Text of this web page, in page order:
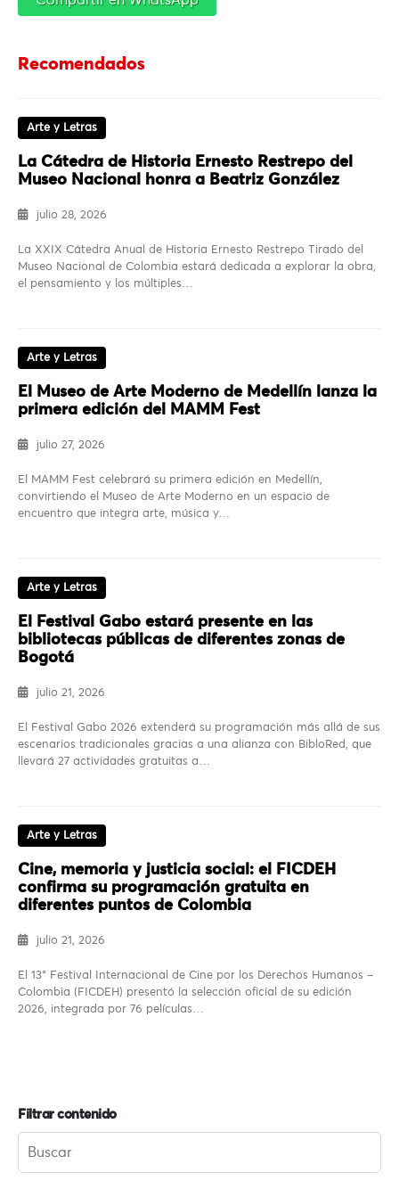
Recomendados
Arte y Letras
La Cátedra de Historia Ernesto Restrepo del
Museo Nacional honra a Beatriz González
julio 28, 2026
La XXIX Cátedra Anual de Historia Ernesto Restrepo Tirado del
Museo Nacional de Colombia estará dedicada a explorar la obra,
el pensamiento y los múltiples…
Arte y Letras
El Museo de Arte Moderno de Medellín lanza la
primera edición del MAMM Fest
julio 27, 2026
El MAMM Fest celebrará su primera edición en Medellín,
convirtiendo el Museo de Arte Moderno en un espacio de
encuentro que integra arte, música y…
Arte y Letras
El Festival Gabo estará presente en las
bibliotecas públicas de diferentes zonas de
Bogotá
julio 21, 2026
El Festival Gabo 2026 extenderá su programación más allá de sus
escenarios tradicionales gracias a una alianza con BibloRed, que
llevará 27 actividades gratuitas a…
Arte y Letras
Cine, memoria y justicia social: el FICDEH
confirma su programación gratuita en
diferentes puntos de Colombia
julio 21, 2026
El 13° Festival Internacional de Cine por los Derechos Humanos –
Colombia (FICDEH) presentó la selección oficial de su edición
2026, integrada por 76 películas…
Filtrar contenido